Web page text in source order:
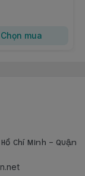
Chọn mua
Chí Minh - Quận